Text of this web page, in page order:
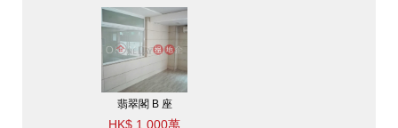
翡翠閣 B 座
HK$ 1,000萬